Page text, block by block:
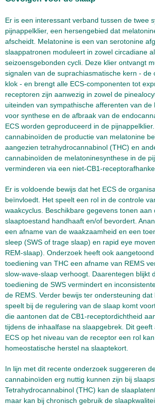
Er is een interessant verband tussen de twee
pijnappelklier, een hersengebied dat
afscheidt. Melatonine is een van serotonine
slaappatronen moduleert in zowel circadiane
seizoensgebonden cycli. Deze klier ontvangt
signalen van de suprachiasmatische kern - de
klok - en brengt alle ECS-componenten tot
receptoren zijn aanwezig in zowel de
uiteinden van sympathische afferenten van de
voor synthese en de afbraak van de
ECS worden geproduceerd in de
cannabinoïden de productie van melatonine
aangezien tetrahydrocannabinol (THC) en
cannabinoïden de melatoninesynthese in de
verminderen via een niet-CB1-
Er is voldoende bewijs dat het ECS de
beïnvloedt. Het speelt een rol in de controle
waakcyclus. Beschikbare gegevens tonen aan
slaaptoestand handhaaft en/of bevordert.
een afname van de waakzaamheid en een
sleep (SWS of trage slaap) en rapid eye
REM-slaap). Onderzoek heeft ook
toediening van THC een afname van REMS
slow-wave-slaap verhoogt. Daarentegen blijkt
toediening de SWS vermindert en
de REMS. Verder bewijs ter ondersteuning dat
speelt bij de regulering van de slaap komt
die aantonen dat de CB1-receptordichtheid
tijdens de inhaalfase na slaapgebrek. Dit
ECS op het niveau van de receptor een rol
homeostatische herstel na slaaptekort.
In lijn met dit recente onderzoek suggereren
cannabinoïden erg nuttig kunnen zijn bij
Tetrahydrocannabinol (THC) kan de
maar kan bij chronisch gebruik de